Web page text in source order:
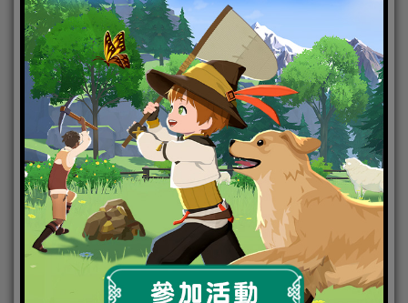
閒適午後–調香師
「珊瑚海岸」系列時裝–限時復刻
活動時間：4 月 6 日 16：00～4 月 20 日 03：59
活動期間，時裝商店將限時販售「珊瑚海岸」系列復